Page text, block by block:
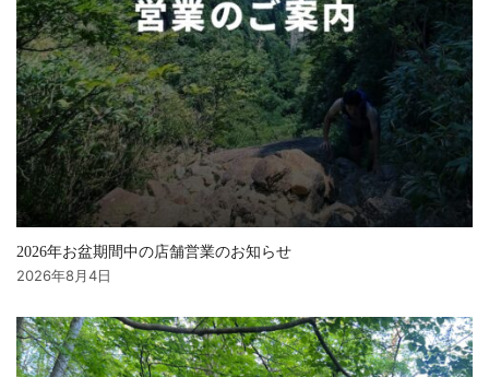
2026年お盆期間中の店舗営業のお知らせ
2026年8月4日